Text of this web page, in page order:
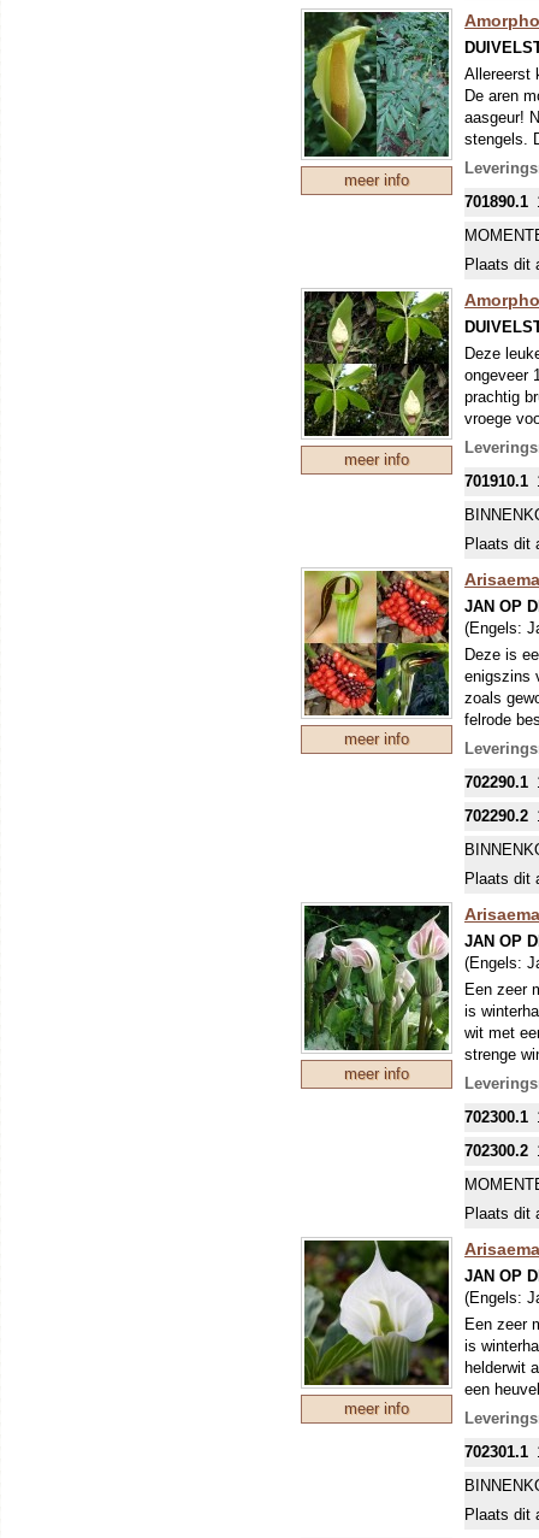
na
gezonde
meer info
Allereerst
De aren
aasgeur!
stengels.
701890.1
Plaats dit
meer info
Deze
ongeveer
prachtig
vroege
steel met
met
opslaan
701910.1
Plaats dit
meer info
JAN OP
(Engels:
Deze is
enigszins
zoals
felrode
702290.1
702290.2
Plaats dit
meer info
JAN OP
(Engels:
Een zeer
is
wit met
strenge
702300.1
702300.2
Plaats dit
meer info
JAN OP
(Engels:
Een zeer
is
helderwit
een
702301.1
Plaats dit